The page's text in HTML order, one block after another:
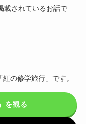
載されているお話で
の修学旅行」です。
を観る